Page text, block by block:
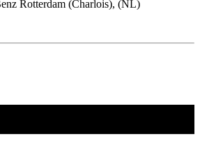
Rotterdam (Charlois), (NL)